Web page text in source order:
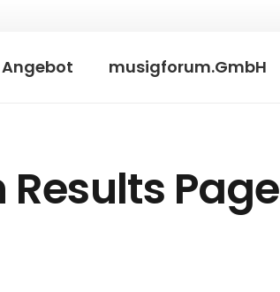
Angebot musigforum.GmbH
Results Page